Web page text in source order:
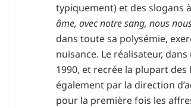
typiquement) et des slogans
âme, avec notre sang, nous
dans toute sa polysémie,
nuisance. Le réalisateur,
1990, et recrée la plupart
également par la direction
pour la première fois les